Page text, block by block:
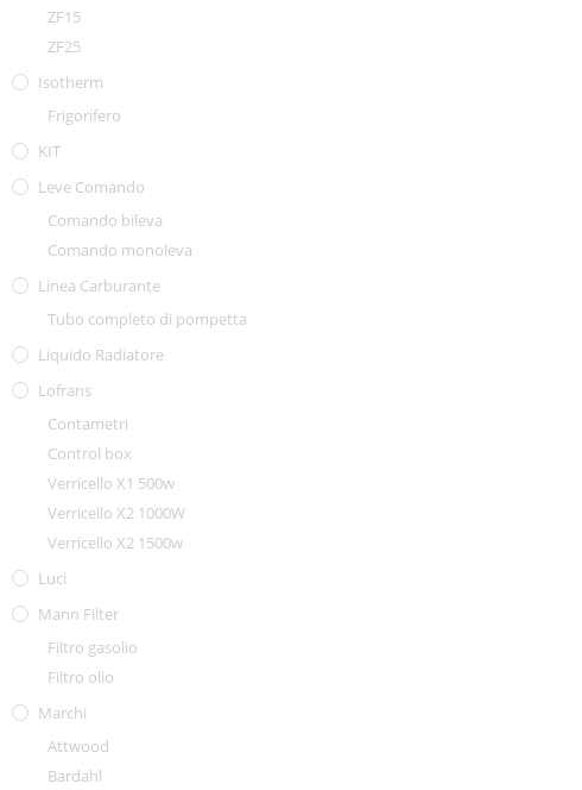
ZF15
ZF25
Isotherm
Frigorifero
KIT
Leve Comando
Comando bileva
Comando monoleva
Linea Carburante
Tubo completo di pompetta
Liquido Radiatore
Lofrans
Contametri
Control box
Verricello X1 500w
Verricello X2 1000W
Verricello X2 1500w
Luci
Mann Filter
Filtro gasolio
Filtro olio
Marchi
Attwood
Bardahl